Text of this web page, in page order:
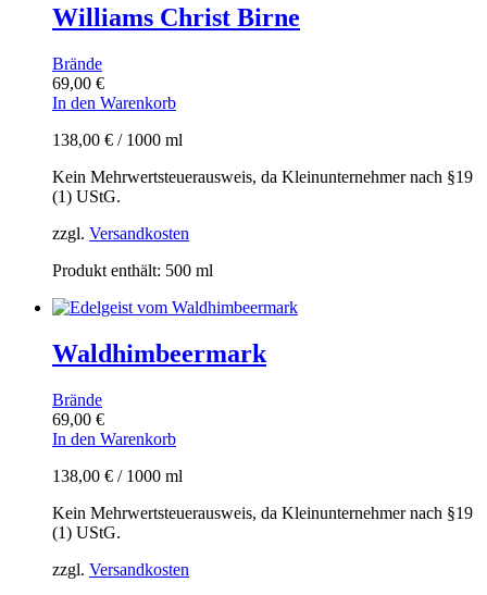
Williams Christ Birne
Brände
69,00 €
In den Warenkorb
138,00 € / 1000 ml
Kein Mehrwertsteuerausweis, da Kleinunternehmer nach §19
(1) UStG.
zzgl. Versandkosten
Produkt enthält: 500 ml
Waldhimbeermark
Brände
69,00 €
In den Warenkorb
138,00 € / 1000 ml
Kein Mehrwertsteuerausweis, da Kleinunternehmer nach §19
(1) UStG.
zzgl. Versandkosten